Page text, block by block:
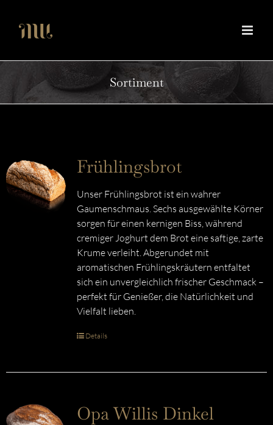
Inhalt
springen
Sortiment
Frühlingsbrot
Unser Frühlingsbrot ist ein wahrer
Gaumenschmaus. Sechs ausgewählte Körner
sorgen für einen kernigen Biss, während
cremiger Joghurt dem Brot eine saftige, zarte
Krume verleiht. Abgerundet mit
aromatischen Frühlingskräutern entfaltet
sich ein unvergleichlich frischer Geschmack –
perfekt für Genießer, die Natürlichkeit und
Vielfalt lieben.
Details
Opa Willis Dinkel